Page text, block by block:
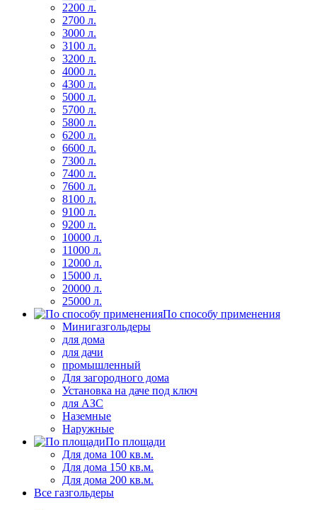
2200 л.
2700 л.
3000 л.
3100 л.
3200 л.
4000 л.
4300 л.
5000 л.
5700 л.
5800 л.
6200 л.
6600 л.
7300 л.
7400 л.
7600 л.
8100 л.
9100 л.
9200 л.
10000 л.
11000 л.
12000 л.
15000 л.
20000 л.
25000 л.
По способу применения
Минигазгольдеры
для дома
для дачи
промышленный
Для загородного дома
Установка на даче под ключ
для АЗС
Наземные
Наружные
По площади
Для дома 100 кв.м.
Для дома 150 кв.м.
Для дома 200 кв.м.
Все газгольдеры